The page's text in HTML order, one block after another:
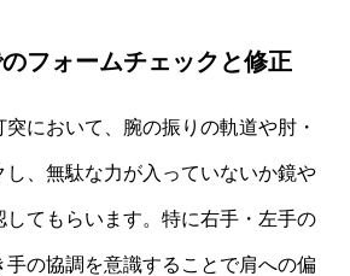
フォームチェックと修正
において、腕の振りの軌道や肘・
し、無駄な力が入っていないか鏡や
してもらいます。特に右手・左手の
の協調を意識することで肩への偏